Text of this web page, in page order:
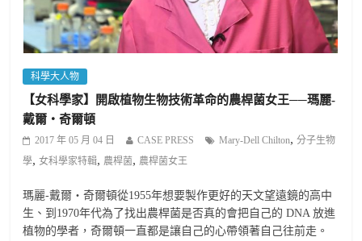
科學大人物
【女科學家】開啟植物生物技術革命的農桿菌女王──瑪麗-
戴爾‧奇爾頓
2017 年 05 月 04 日 CASE PRESS Mary-Dell Chilton,分子生物
學,女科學家特輯, 農桿菌, 農桿菌女王
瑪麗-戴爾‧奇爾頓從1955年想要製作更好的天文望遠鏡的高中
生、到1970年代為了找出農桿菌是否真的會把自己的 DNA 放進
植物的學者，奇爾頓一直都是讓自己的心帶領著自己往前走。